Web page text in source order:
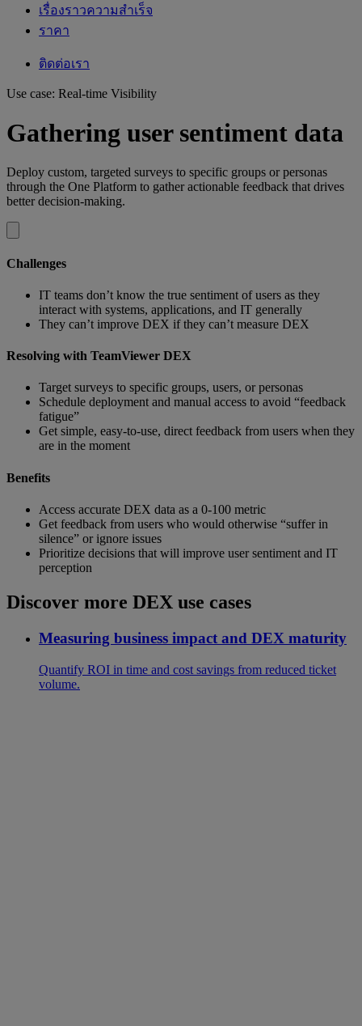
เรื่องราวความสำเร็จ
ราคา
ติดต่อเรา
Use case: Real-time Visibility
Gathering user sentiment data
Deploy custom, targeted surveys to specific groups or personas
through the One Platform to gather actionable feedback that drives
better decision-making.
Challenges
IT teams don’t know the true sentiment of users as they
interact with systems, applications, and IT generally
They can’t improve DEX if they can’t measure DEX
Resolving with TeamViewer DEX
Target surveys to specific groups, users, or personas
Schedule deployment and manual access to avoid “feedback
fatigue”
Get simple, easy-to-use, direct feedback from users when they
are in the moment
Benefits
Access accurate DEX data as a 0-100 metric
Get feedback from users who would otherwise “suffer in
silence” or ignore issues
Prioritize decisions that will improve user sentiment and IT
perception
Discover more DEX use cases
Measuring business impact and DEX maturity
Quantify ROI in time and cost savings from reduced ticket
volume.